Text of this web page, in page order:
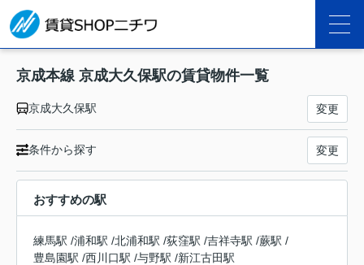
京成本線 京成大久保駅の賃貸物件一覧
京成大久保駅 変更
条件から探す 変更
おすすめの駅
練馬駅 /浦和駅 /北浦和駅 /荻窪駅 /吉祥寺駅 /蕨駅 /
豊島園駅 /西川口駅 /与野駅 /新江古田駅